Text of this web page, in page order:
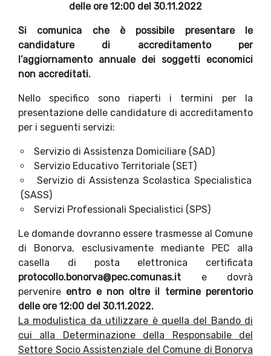
delle ore 12:00 del 30.11.2022
Si comunica che è possibile presentare le
candidature di accreditamento per
l’aggiornamento annuale dei soggetti economici
non accreditati.
Nello specifico sono riaperti i termini per la
presentazione delle candidature di accreditamento
per i seguenti servizi:
Servizio di Assistenza Domiciliare (SAD)
Servizio Educativo Territoriale (SET)
Servizio di Assistenza Scolastica Specialistica
(SASS)
Servizi Professionali Specialistici (SPS)
Le domande dovranno essere trasmesse al Comune
di Bonorva, esclusivamente mediante PEC alla
casella di posta elettronica certificata
protocollo.bonorva@pec.comunas.it e dovrà
pervenire entro e non oltre il termine perentorio
delle ore 12:00 del 30.11.2022.
La modulistica da utilizzare è quella del Bando di
cui alla Determinazione della Responsabile del
Settore Socio Assistenziale del Comune di Bonorva